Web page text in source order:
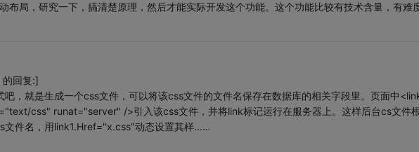
布局，研究一下，搞清楚原理，然后才能实际开发这个功能。这个功能比较有技术含量，有难
回复:]
，就是生成一个css文件，可以将该css文件的文件名保存在数据库的相关字段里。页面中
css" runat="server" />引入该css文件，并将link标记运行在服务器上。这样后台cs文件
文件名，用link1.Href="x.css"动态设置其样……